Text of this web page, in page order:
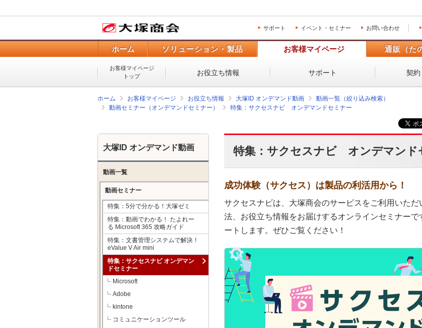
サポート イベント・セミナー お問い合わせ
ホーム ソリューション・製品 お客様マイページ 通販（た
お客様マイページ
トップ
お役立ち情報 サポート 契約
ホーム お客様マイページ お役立ち情報 大塚ID オンデマンド動画
動画一覧（絞り込み検索）
動画セミナー（オンデマンドセミナー）
特集：サクセスナビ オンデマンドセミナー
特集：サクセスナビ オンデマンド
成功体験（サクセス）は製品の利活用から！
サクセスナビは、大塚商会のサービスをご利用いた
法、お役立ち情報をお届けするオンラインセミナー
ートします。ぜひご覧ください！
大塚ID オンデマンド動画
動画一覧
動画セミナー
特集：5分で分かる！大塚ゼミ
特集：動画でわかる！ たよれー
る Microsoft 365 攻略ガイド
特集：文書管理システムで解決！
eValue V Air mini
特集：サクセスナビ オンデマン
ドセミナー
Microsoft
Adobe
kintone
コミュニケーションツール